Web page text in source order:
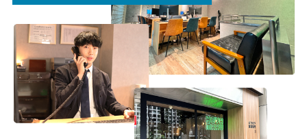
有/-
保険名/保険期間
保証人代行